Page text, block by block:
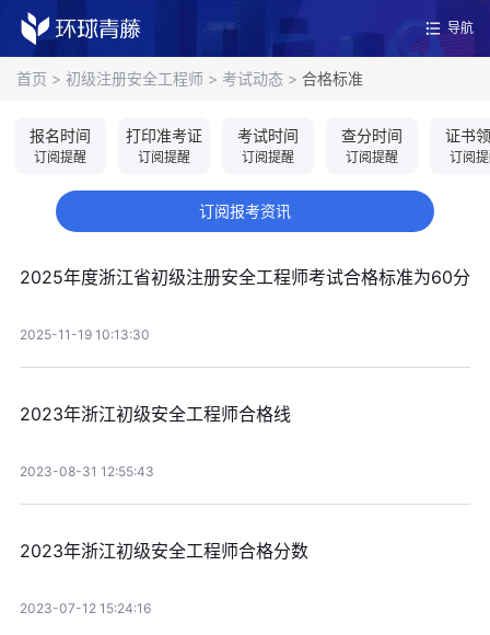
导航
首页 > 初级注册安全工程师 > 考试动态 > 合格标准
报名时间
订阅提醒
打印准考证
订阅提醒
考试时间
订阅提醒
查分时间
订阅提醒
证书
订阅
订阅报考资讯
2025年度浙江省初级注册安全工程师考试合格标准为60分
2025-11-19 10:13:30
2023年浙江初级安全工程师合格线
2023-08-31 12:55:43
2023年浙江初级安全工程师合格分数
2023-07-12 15:24:16